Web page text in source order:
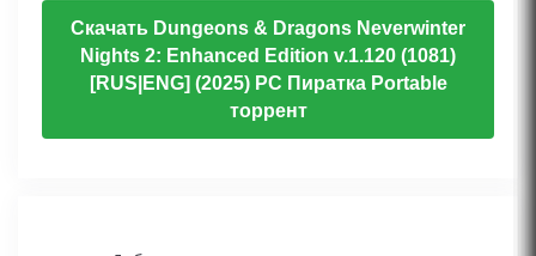
Скачать Dungeons & Dragons Neverwinter
Nights 2: Enhanced Edition v.1.120 (1081)
[RUS|ENG] (2025) PC Пиратка Portable
торрент